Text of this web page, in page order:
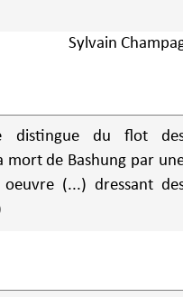
Sylvain
distingue du flot
mort de Bashung par
(...) dressant